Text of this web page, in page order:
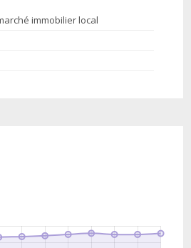
immobilier local